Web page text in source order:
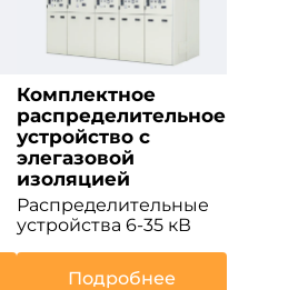
Комплектное
распределительное
устройство с
элегазовой
изоляцией
Распределительные
устройства 6-35 кВ
Подробнее